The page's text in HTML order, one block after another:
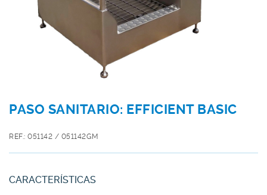
PASO SANITARIO: EFFICIENT BASIC
REF.: 051142 / 051142GM
CARACTERÍSTICAS